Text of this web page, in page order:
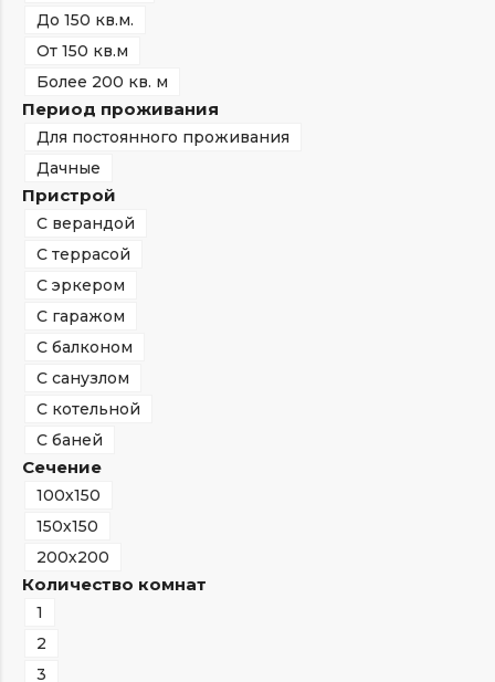
До 150 кв.м.
От 150 кв.м
Более 200 кв. м
Период проживания
Для постоянного проживания
Дачные
Пристрой
С верандой
С террасой
С эркером
С гаражом
С балконом
С санузлом
С котельной
С баней
Сечение
100х150
150х150
200х200
Количество комнат
1
2
3